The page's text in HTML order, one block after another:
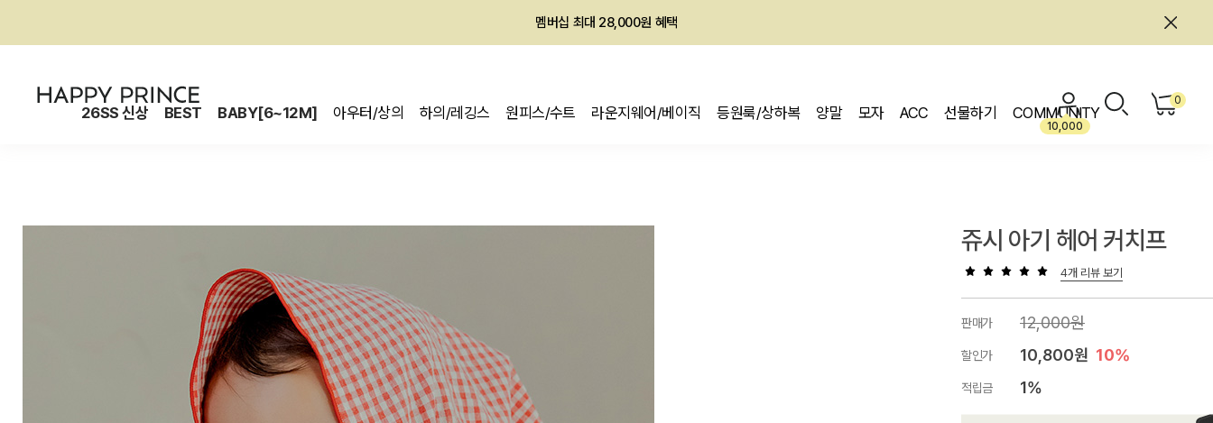
회원전용 아울렛, 가입하면 ~60% 할인!
26SS 신상 BEST BABY[6~12M] 아우터/상의 하의/레깅스 원피스/수트 라운지웨어/베이직 등원룩/상하복 양말 모자 ACC 선물하기 COMMUNITY
10,000
0
쥬시 아기 헤어 커치프
4개 리뷰 보기
판매가 12,000원
할인가 10,800원 10%
적립금 1%